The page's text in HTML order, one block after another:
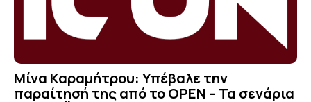
Μίνα Καραμήτρου: Υπέβαλε την
παραίτησή της από το OPEN – Τα σενάρια